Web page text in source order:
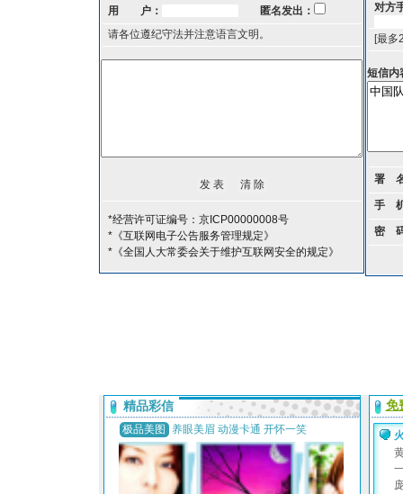
用 户：
匿名发出：
请各位遵纪守法并注意语言文明。
*经营许可证编号：京ICP00000008号
*《互联网电子公告服务管理规定》
*《全国人大常委会关于维护互联网安全的规定》
对方
[最多
短信内
署
手
密